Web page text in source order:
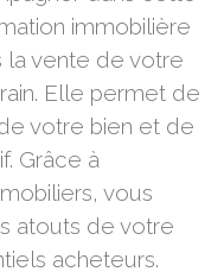
immobilière
la vente de votre
Elle permet de
votre bien et de
Grâce à
vous
atouts de votre
acheteurs.